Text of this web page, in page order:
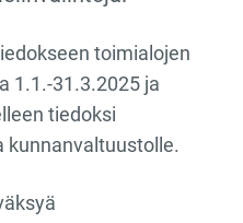
toimialojen
1.1.-31.3.2025 ja
tiedoksi
kunnanvaltuustolle.